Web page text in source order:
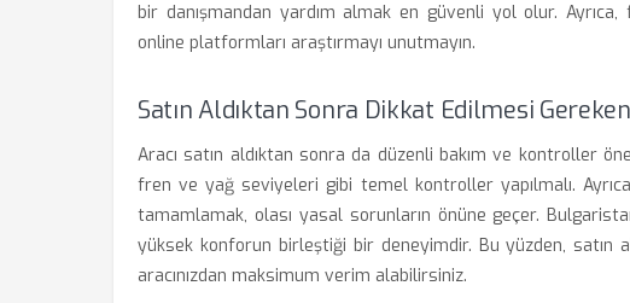
bir danışmandan yardım almak en güvenli yol olur.
online platformları araştırmayı unutmayın.
Satın Aldıktan Sonra Dikkat Edilmesi
Aracı satın aldıktan sonra da düzenli bakım ve kontroller
fren ve yağ seviyeleri gibi temel kontroller yapılmalı.
tamamlamak, olası yasal sorunların önüne geçer.
yüksek konforun birleştiği bir deneyimdir. Bu yüzden, satın
aracınızdan maksimum verim alabilirsiniz.